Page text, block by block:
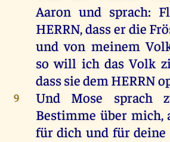
Aaron und sprach:
HERRN, dasserdie
und von meinem
so will ich das Volk
dasssiedem HERRN
9 Und Mose sprach
Bestimme über mich,
für dich und für deine